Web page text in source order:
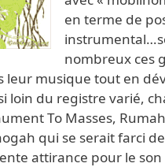
en terme de
nombreux ces
leur musique tout en
loin du registre varié,
To Masses,
qui se serait farci
attirance pour le